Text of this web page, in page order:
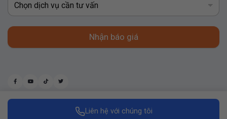
Nhận báo giá
by Replus Marketing
Liên hệ với chúng tôi